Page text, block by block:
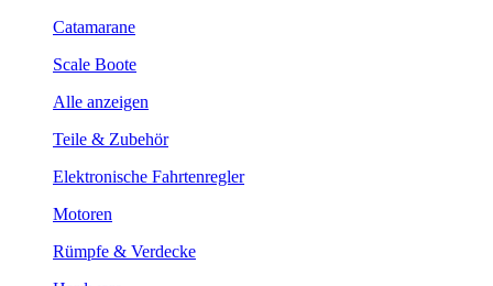
Catamarane
Scale Boote
Alle anzeigen
Teile & Zubehör
Elektronische Fahrtenregler
Motoren
Rümpfe & Verdecke